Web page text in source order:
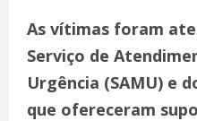
As vítimas foram
Serviço de
Urgência (SAMU) e
que ofereceram